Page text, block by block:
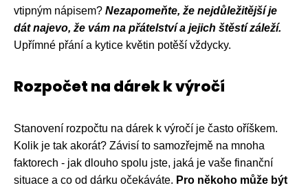
vtipným nápisem? Nezapomeňte, že nejdůležitější je
dát najevo, že vám na přátelství a jejich štěstí záleží.
Upřímné přání a kytice květin potěší vždycky.
Rozpočet na dárek k výročí
Stanovení rozpočtu na dárek k výročí je často oříškem.
Kolik je tak akorát? Závisí to samozřejmě na mnoha
faktorech - jak dlouho spolu jste, jaká je vaše finanční
situace a co od dárku očekáváte. Pro někoho může být